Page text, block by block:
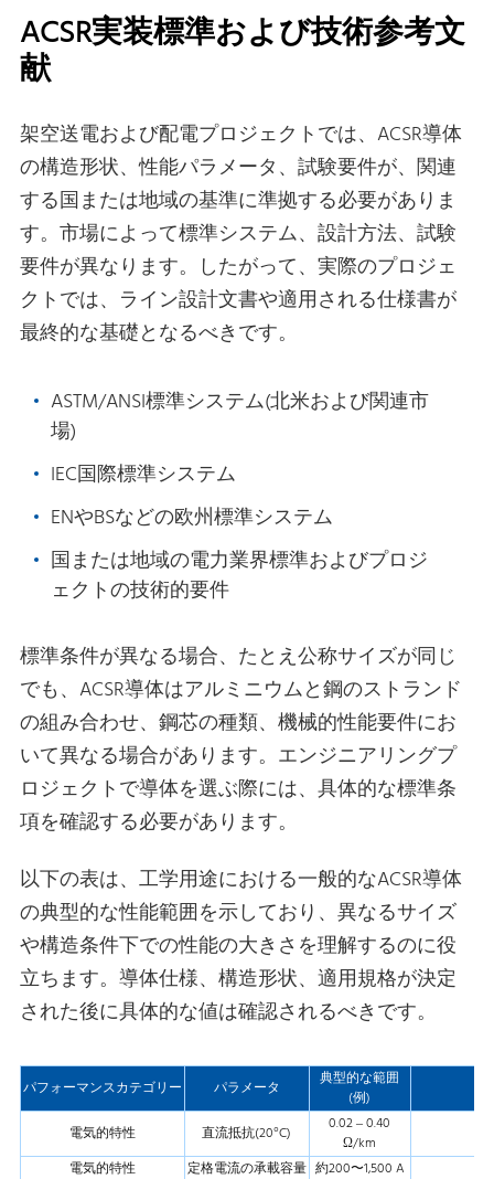
ACSR実装標準および技術参考文
献
架空送電および配電プロジェクトでは、ACSR導体
の構造形状、性能パラメータ、試験要件が、関連
する国または地域の基準に準拠する必要がありま
す。市場によって標準システム、設計方法、試験
要件が異なります。したがって、実際のプロジェ
クトでは、ライン設計文書や適用される仕様書が
最終的な基礎となるべきです。
ASTM/ANSI標準システム(北米および関連市
場)
IEC国際標準システム
ENやBSなどの欧州標準システム
国または地域の電力業界標準およびプロジ
ェクトの技術的要件
標準条件が異なる場合、たとえ公称サイズが同じ
でも、ACSR導体はアルミニウムと鋼のストランド
の組み合わせ、鋼芯の種類、機械的性能要件にお
いて異なる場合があります。エンジニアリングプ
ロジェクトで導体を選ぶ際には、具体的な標準条
項を確認する必要があります。
以下の表は、工学用途における一般的なACSR導体
の典型的な性能範囲を示しており、異なるサイズ
や構造条件下での性能の大きさを理解するのに役
立ちます。導体仕様、構造形状、適用規格が決定
された後に具体的な値は確認されるべきです。
パフォーマンスカテゴリー パラメータ
典型的な範囲
(例)
電気的特性
直流抵抗(20°C)
0.02 – 0.40
Ω/km
電気的特性
定格電流の承載容量 約200〜1,500 A